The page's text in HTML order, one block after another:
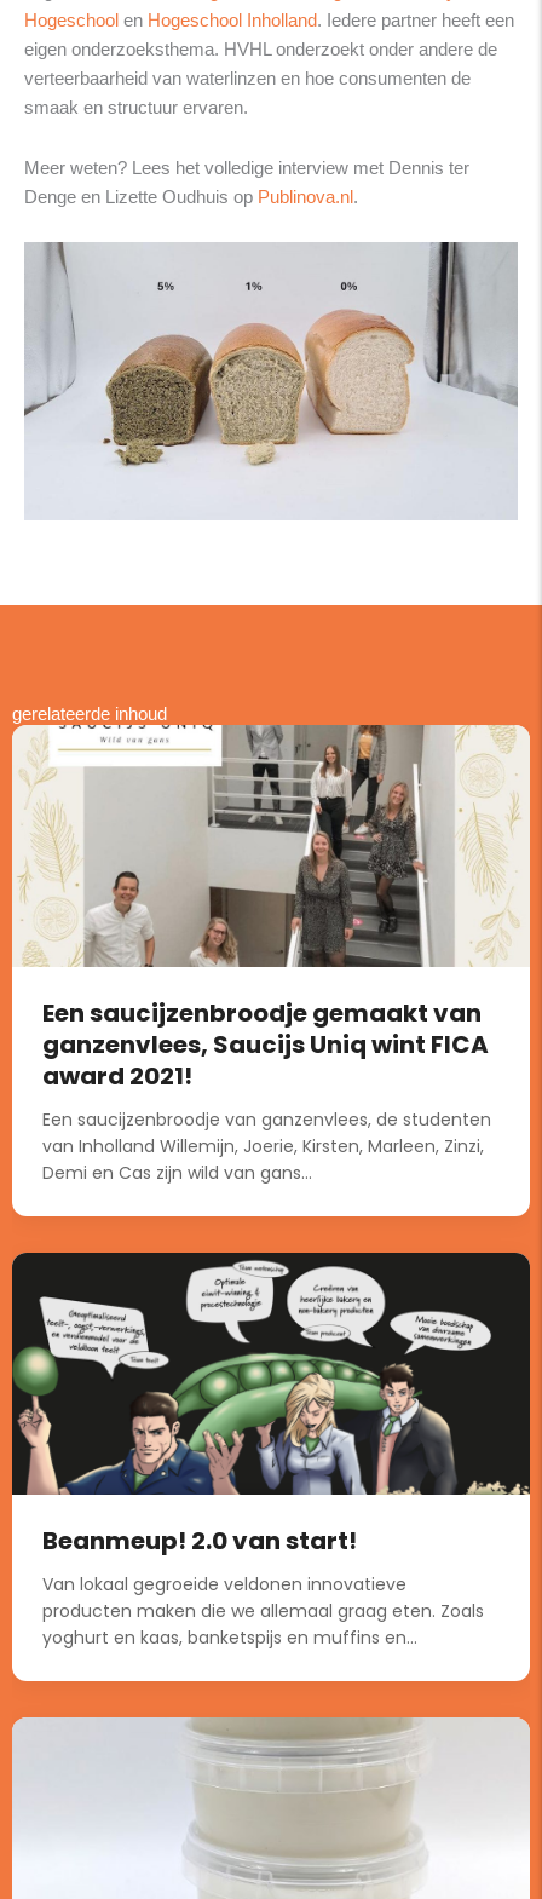
Hogeschool en Hogeschool Inholland. Iedere partner heeft een
eigen onderzoeksthema. HVHL onderzoekt onder andere de
verteerbaarheid van waterlinzen en hoe consumenten de
smaak en structuur ervaren.
Meer weten? Lees het volledige interview met Dennis ter
Denge en Lizette Oudhuis op Publinova.nl .
gerelateerde inhoud
Een saucijzenbroodje gemaakt van
ganzenvlees, Saucijs Uniq wint FICA
award 2021!
Een saucijzenbroodje van ganzenvlees, de studenten
van Inholland Willemijn, Joerie, Kirsten, Marleen, Zinzi,
Demi en Cas zijn wild van gans...
Beanmeup! 2.0 van start!
Van lokaal gegroeide veldonen innovatieve
producten maken die we allemaal graag eten. Zoals
yoghurt en kaas, banketspijs en muffins en...